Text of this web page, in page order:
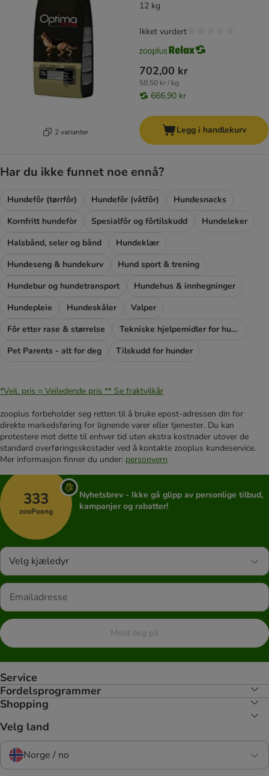
2 varianter
12 kg
702,00 kr
58,50 kr / kg
666,90 kr
Ikket vurdert
Legg i handlekurv
Har du ikke funnet noe ennå?
Hundefôr (tørrfôr) Hundefôr (våtfôr)
Hundesnacks
Kornfritt hundefòr
Spesialfôr og fôrtilskudd
Hundeleker
Halsbånd, seler og bånd
Hundeklær
Hundeseng & hundekurv
Hund sport & trening
Hundebur og hundetransport
Hundehus & innhegninger
Hundepleie
Hundeskåler
Valper
Fôr etter rase & størrelse
Tekniske hjelpemidler for hunder
Pet Parents - alt for deg
Tilskudd for hunder
*Veil. pris = Veiledende pris ** Se fraktvilkår
zooplus forbeholder seg retten til å bruke epost-adressen din for
direkte markedsføring for lignende varer eller tjenester. Du kan
protestere mot dette til enhver tid uten ekstra kostnader utover de
standard overføringsskostader ved å kontakte zooplus kundeservice.
Mer informasjon finner du under: personvern
333
zooPoeng
Nyhetsbrev - Ikke gå glipp av personlige tilbud,
kampanjer og rabatter!
Velg kjæledyr
Meld deg på
Service
Fordelsprogrammer
Shopping
Velg land
Norge / no